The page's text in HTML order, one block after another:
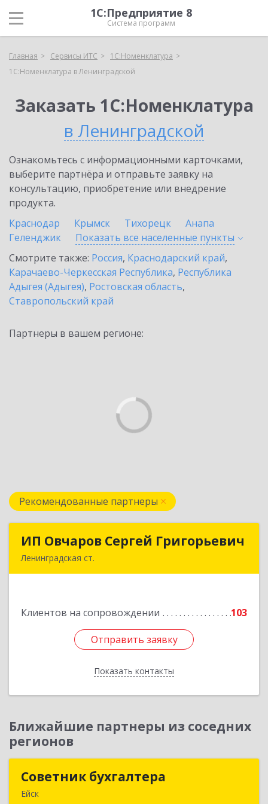
1С:Предприятие 8
Система программ
Главная Сервисы ИТС
1С:Номенклатура
1С:Номенклатура в Ленинградской
Заказать 1С:Номенклатура
в Ленинградской
Ознакомьтесь с информационными карточками,
выберите партнёра и отправьте заявку на
консультацию, приобретение или внедрение
продукта.
Краснодар
Крымск Тихорецк
Анапа
Геленджик
Показать все населенные пункты
Смотрите также: Россия, Краснодарский край,
Карачаево-Черкесская Республика, Республика
Адыгея (Адыгея), Ростовская область,
Ставропольский край
Партнеры в вашем регионе:
Рекомендованные партнеры
ИП Овчаров Сергей Григорьевич
Ленинградская ст.
Клиентов на сопровождении 103
Отправить заявку
Показать контакты
ИП Овчаров Сергей Григорьевич
Ближайшие партнеры из соседних
регионов
Советник бухгалтера
Ейск
Советник бухгалтера